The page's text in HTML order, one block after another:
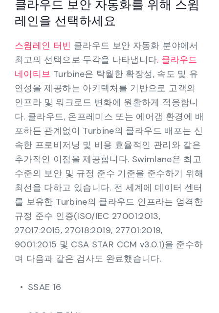
클라우드 보안 자동화를 위해 스윔
레인을 선택하세요
스윔레인 터빈 클라우드 보안 자동화 분야에서
최고의 선택으로 두각을 나타냅니다. 클라우드
네이티브 Turbine은 탁월한 확장성, 속도 및 유
연성을 제공하는 아키텍처를 기반으로 고객의
인프라 및 워크로드 변화에 원활하게 적응합니
다. 클라우드, 온프레미스 또는 에어갭 환경에 배
포하든 관계없이 Turbine의 클라우드 배포는 신
속한 프로비저닝 및 비용 효율적인 관리와 같은
추가적인 이점을 제공합니다. Swimlane은 최고
수준의 보안 및 규정 준수 기준을 준수하기 위해
최선을 다하고 있습니다. 전 세계에 데이터 센터
를 보유한 Turbine의 클라우드 인프라는 엄격한
규정 준수 인증(ISO/IEC 27001:2013,
27017:2015, 27018:2019, 27701:2019,
9001:2015 및 CSA STAR CCM v3.0.1)을 준수하
며 다음과 같은 검사도 완료했습니다.
SSAE 16